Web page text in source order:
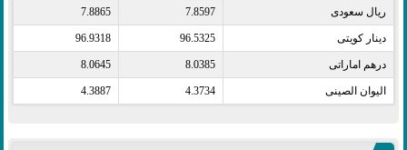
ريال سعودى​ 7.8597
7.8865
دينار كويتى​ 96.5325
96.9318
درهم اماراتى​ 8.0385
8.0645
اليوان الصينى​ 4.3734
4.3887